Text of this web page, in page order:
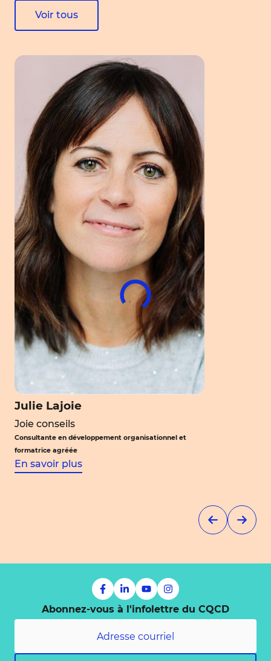
Voir tous
Julie Lajoie
Joie conseils
Consultante en développement organisationnel et
formatrice agréée
En savoir plus
Abonnez-vous à l'infolettre du CQCD